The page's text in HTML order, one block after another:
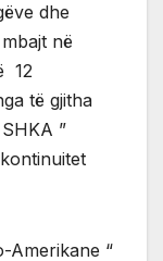
dhe
në
12
të gjitha
”
Amerikane “